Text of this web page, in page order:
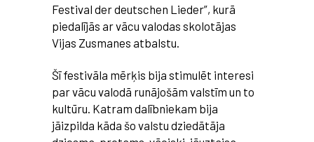
Festival der deutschen Lieder”, kurā
piedalījās ar vācu valodas skolotājas
Vijas Zusmanes atbalstu.
Šī festivāla mērķis bija stimulēt interesi
par vācu valodā runājošām valstīm un to
kultūru. Katram dalībniekam bija
jāizpilda kāda šo valstu dziedātāja